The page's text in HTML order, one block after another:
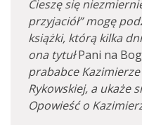
Cieszę się
przyjaciół” mogę
książki, którą kilka
ona tytułPani na
prababce
Rykowskiej, a ukaże
Opowieść o